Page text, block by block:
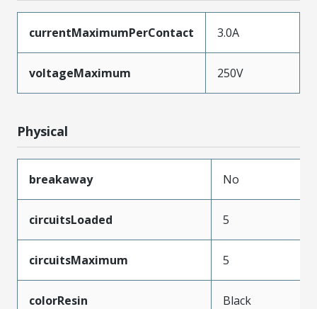
currentMaximumPerContact 3.0A
voltageMaximum 250V
Physical
breakaway No
circuitsLoaded 5
circuitsMaximum 5
colorResin Black